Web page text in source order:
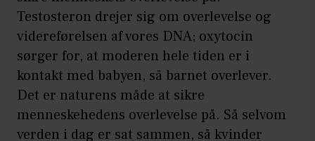
Testosteron drejer sig om overlevelse og
videreførelsen af vores DNA; oxytocin
sørger for, at moderen hele tiden er i
kontakt med babyen, så barnet overlever.
Det er naturens måde at sikre
menneskehedens overlevelse på. Så selvom
verden i dag er sat sammen, så kvinder